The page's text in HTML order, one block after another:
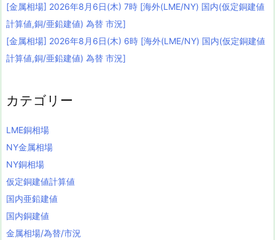
[金属相場] 2026年8月6日(木) 7時 [海外(LME/NY) 国内(仮定銅建値
計算値,銅/亜鉛建値) 為替 市況]
[金属相場] 2026年8月6日(木) 6時 [海外(LME/NY) 国内(仮定銅建値
計算値,銅/亜鉛建値) 為替 市況]
カテゴリー
LME銅相場
NY金属相場
NY銅相場
仮定銅建値計算値
国内亜鉛建値
国内銅建値
金属相場/為替/市況